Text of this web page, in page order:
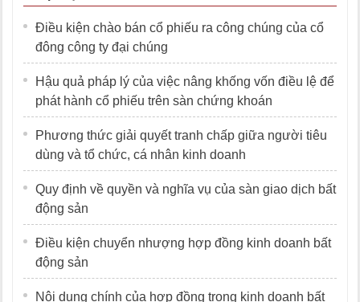
Điều kiện chào bán cổ phiếu ra công chúng của cổ
đông công ty đại chúng
Hậu quả pháp lý của việc nâng khống vốn điều lệ để
phát hành cổ phiếu trên sàn chứng khoán
Phương thức giải quyết tranh chấp giữa người tiêu
dùng và tổ chức, cá nhân kinh doanh
Quy định về quyền và nghĩa vụ của sàn giao dịch bất
động sản
Điều kiện chuyển nhượng hợp đồng kinh doanh bất
động sản
Nội dung chính của hợp đồng trong kinh doanh bất